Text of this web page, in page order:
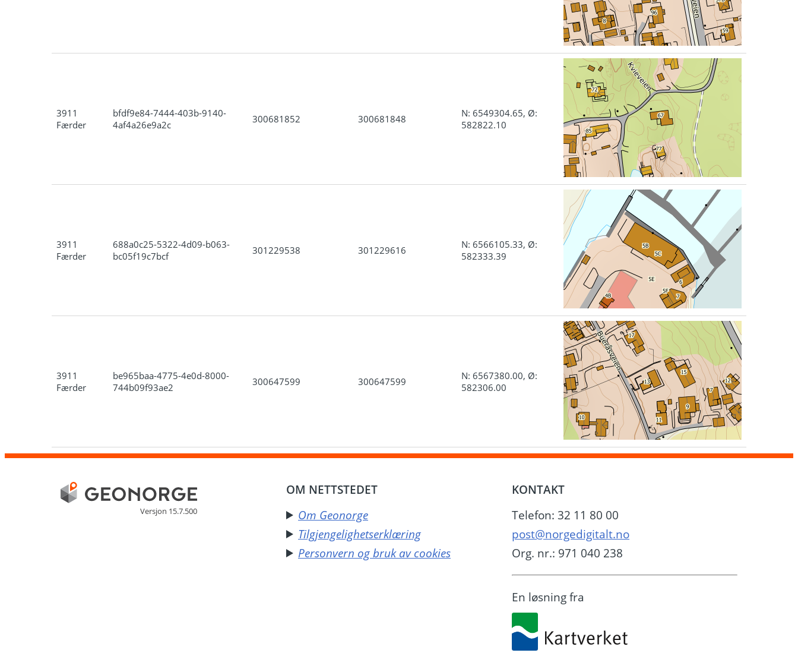
3911
Færder
bfdf9e84-7444-403b-9140-
4af4a26e9a2c
300681852 300681848
N: 6549304.65, Ø:
582822.10
3911
Færder
688a0c25-5322-4d09-b063-
bc05f19c7bcf
301229538 301229616
N: 6566105.33, Ø:
582333.39
3911
Færder
be965baa-4775-4e0d-8000-
744b09f93ae2
300647599 300647599
N: 6567380.00, Ø:
582306.00